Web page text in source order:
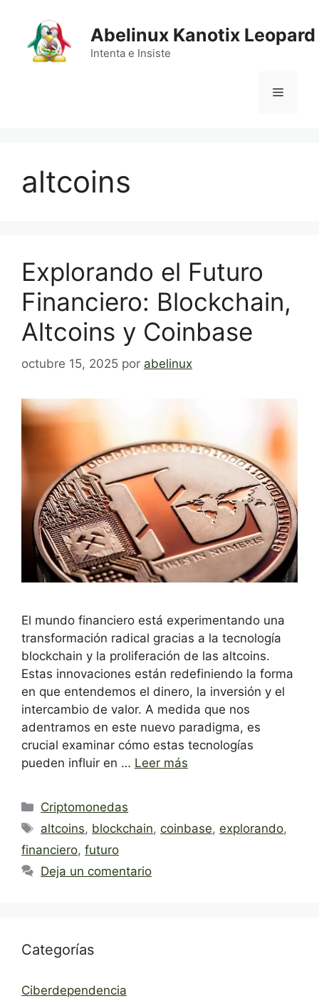
contenido
Abelinux Kanotix Leopard
Intenta e Insiste
Menú
altcoins
Explorando el Futuro
Financiero: Blockchain,
Altcoins y Coinbase
octubre 15, 2025 por abelinux
El mundo financiero está experimentando una
transformación radical gracias a la tecnología
blockchain y la proliferación de las altcoins.
Estas innovaciones están redefiniendo la forma
en que entendemos el dinero, la inversión y el
intercambio de valor. A medida que nos
adentramos en este nuevo paradigma, es
crucial examinar cómo estas tecnologías
pueden influir en … Leer más
Categorías
Criptomonedas
Etiquetas
altcoins, blockchain,coinbase,explorando,
financiero, futuro
Deja un comentario
Categorías
Ciberdependencia